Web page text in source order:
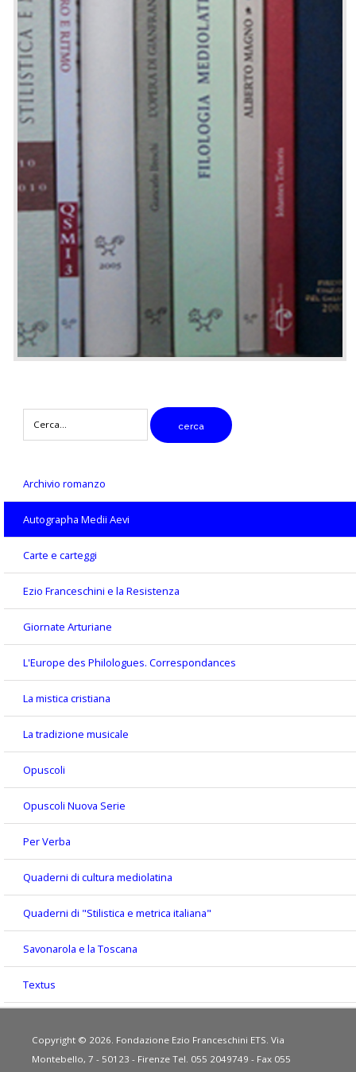
cercare
cerca
Archivio romanzo
Autographa Medii Aevi
Carte e carteggi
Ezio Franceschini e la Resistenza
Giornate Arturiane
L'Europe des Philologues. Correspondances
La mistica cristiana
La tradizione musicale
Opuscoli
Opuscoli Nuova Serie
Per Verba
Quaderni di cultura mediolatina
Quaderni di "Stilistica e metrica italiana"
Savonarola e la Toscana
Textus
Copyright © 2026. Fondazione Ezio Franceschini ETS. Via
Montebello, 7 - 50123 - Firenze Tel. 055 2049749 - Fax 055